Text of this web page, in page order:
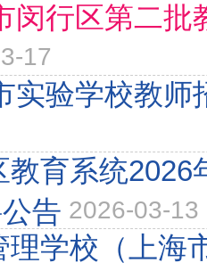
闵行区第二批
17
实验学校教师
教育系统
告 2026-03-13
理学校（上海